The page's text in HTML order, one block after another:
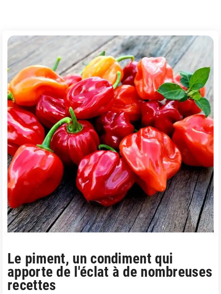
Le piment, un condiment qui
apporte de l'éclat à de nombreuses
recettes